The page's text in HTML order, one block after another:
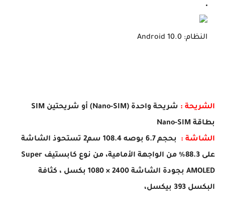
النظام: Android 10.0
الشريحة :
بطاقة Nano-SIM
الشاشة :
بحجم 6.7 بوصه 108.4 سم2 تستحوذ الشاشة
على 88.3% من الواجهة الأمامية، من نوع كابستيف Super
AMOLED بجودة الشاشة 2400 × 1080 بكسل ،
كثافة
البكسل 393 بيكسل،